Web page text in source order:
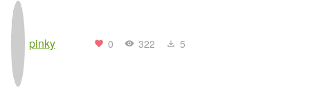
pinky 0 322 5